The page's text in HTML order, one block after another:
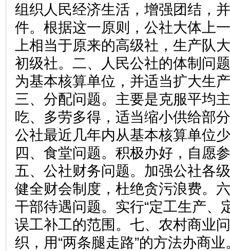
组织人民经济生活，增强团结，
件。根据这一原则，公社大体上
上相当于原来的高级社，生产队
初级社。二、人民公社的体制问
为基本核算单位，并适当扩大生
三、分配问题。主要是克服平均
吃、多劳多得，适当缩小供给部
公社最近几年内从基本核算单位
四、食堂问题。积极办好，自愿
五、公社财务问题。加强公社各
健全财会制度，杜绝贪污浪费。
干部待遇问题。实行“定工生产、
误工补工的范围。七、农村商业
织，用“两条腿走路”的方法办商